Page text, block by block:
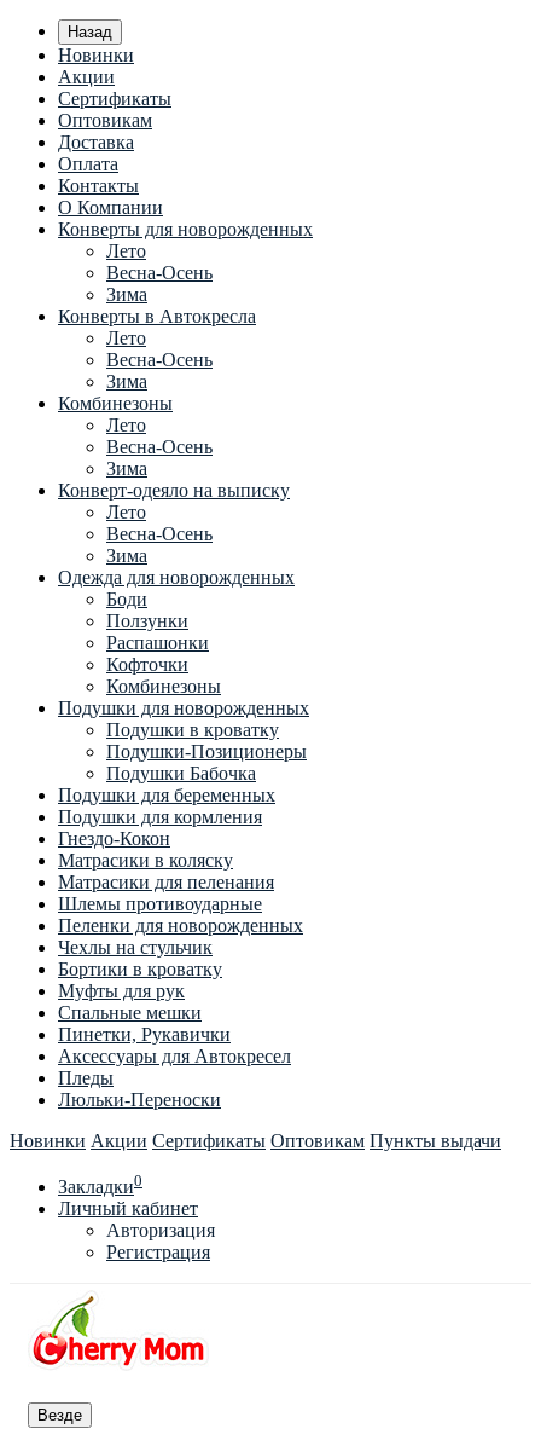
Назад
Новинки
Акции
Сертификаты
Оптовикам
Доставка
Оплата
Контакты
О Компании
Конверты для новорожденных
Лето
Весна-Осень
Зима
Конверты в Автокресла
Лето
Весна-Осень
Зима
Комбинезоны
Лето
Весна-Осень
Зима
Конверт-одеяло на выписку
Лето
Весна-Осень
Зима
Одежда для новорожденных
Боди
Ползунки
Распашонки
Кофточки
Комбинезоны
Подушки для новорожденных
Подушки в кроватку
Подушки-Позиционеры
Подушки Бабочка
Подушки для беременных
Подушки для кормления
Гнездо-Кокон
Матрасики в коляску
Матрасики для пеленания
Шлемы противоударные
Пеленки для новорожденных
Чехлы на стульчик
Бортики в кроватку
Муфты для рук
Спальные мешки
Пинетки, Рукавички
Аксессуары для Автокресел
Пледы
Люльки-Переноски
Новинки Акции Сертификаты Оптовикам Пункты выдачи
Закладки0
Личный кабинет
Авторизация
Регистрация
Везде